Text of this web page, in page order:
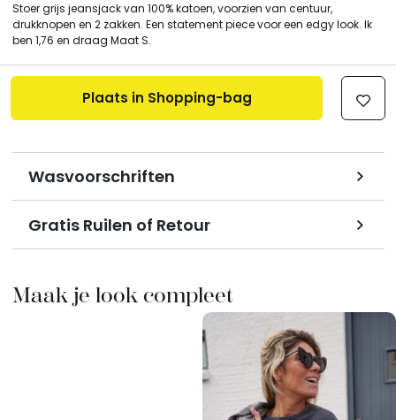
Stoer grijs jeansjack van 100% katoen, voorzien van centuur,
drukknopen en 2 zakken. Een statement piece voor een edgy look. Ik
ben 1,76 en draag Maat S.
Wasvoorschriften
Gratis Ruilen of Retour
Plaats in Shopping-bag
Maak je look compleet